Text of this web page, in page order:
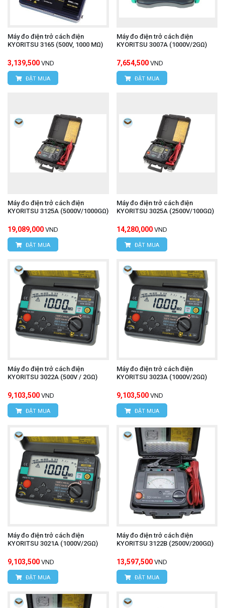
Máy đo điện trở cách điện
KYORITSU 3165 (500V, 1000 MΩ)
3,139,500 VND
ĐẶT MUA
Máy đo điện trở cách điện
KYORITSU 3007A (1000V/2GΩ)
7,654,500 VND
ĐẶT MUA
Máy đo điện trở cách điện
KYORITSU 3125A (5000V/1000GΩ)
19,089,000 VND
ĐẶT MUA
Máy đo điện trở cách điện
KYORITSU 3025A (2500V/100GΩ)
14,280,000 VND
ĐẶT MUA
Máy đo điện trở cách điện
KYORITSU 3022A (500V / 2GΩ)
9,103,500 VND
ĐẶT MUA
Máy đo điện trở cách điện
KYORITSU 3023A (1000V/2GΩ)
9,103,500 VND
ĐẶT MUA
Máy đo điện trở cách điện
KYORITSU 3021A (1000V/2GΩ)
9,103,500 VND
ĐẶT MUA
Máy đo điện trở cách điện
KYORITSU 3122B (2500V/200GΩ)
13,597,500 VND
ĐẶT MUA